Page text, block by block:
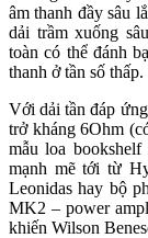
âm thanh đầy sâu
dải trầm xuống
toàn có thể đánh
thanh ở tần số thấp.
Với dải tần đáp
trở kháng 6Ohm
mẫu loa
mạnh mẽ tới từ
Leonidas hay bộ
MK2 – power
khiến Wilson